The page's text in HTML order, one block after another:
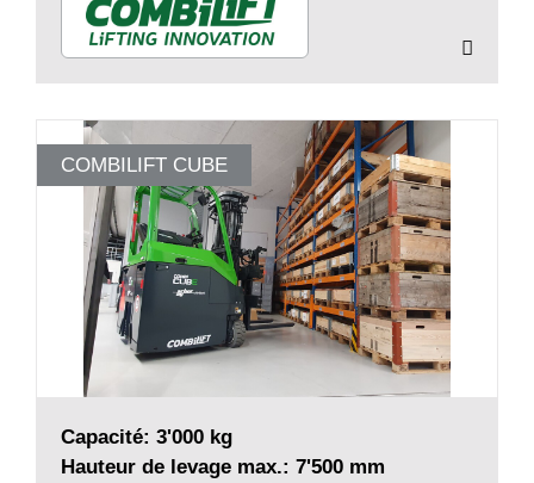
COMBILIFT CUBE
Capacité: 3'000 kg
Hauteur de levage max.: 7'500 mm